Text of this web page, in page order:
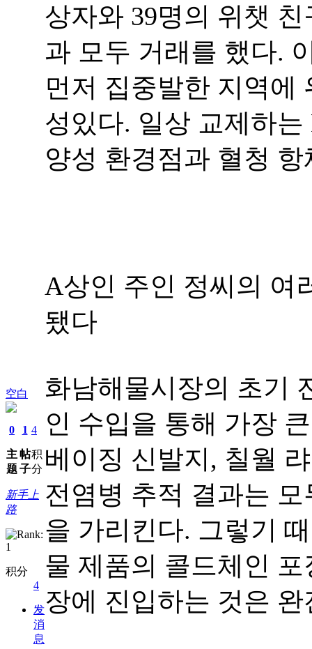
空白
0
主
题
1
帖
子
4
积
分
新手上
路
积分
4
发
消
息
상자와 39명의 위챗
과 모두 거래를 했다.
먼저 집중발한 지역에
성있다. 일상 교제하
양성 환경점과 혈청
A상인 주인 정씨의 여
됐다
화남해물시장의 초기
인 수입을 통해 가장
베이징 신발지, 칠월
전염병 추적 결과는
을 가리킨다. 그렇기
물 제품의 콜드체인
장에 진입하는 것은